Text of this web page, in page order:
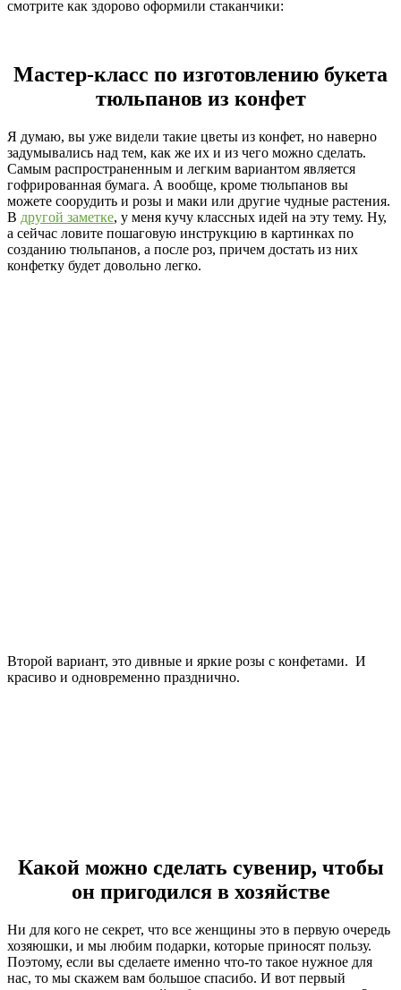
смотрите как здорово оформили стаканчики:
Мастер-класс по изготовлению букета
тюльпанов из конфет
Я думаю, вы уже видели такие цветы из конфет, но наверно
задумывались над тем, как же их и из чего можно сделать.
Самым распространенным и легким вариантом является
гофрированная бумага. А вообще, кроме тюльпанов вы
можете соорудить и розы и маки или другие чудные растения.
В другой заметке, у меня кучу классных идей на эту тему. Ну,
а сейчас ловите пошаговую инструкцию в картинках по
созданию тюльпанов, а после роз, причем достать из них
конфетку будет довольно легко.
Второй вариант, это дивные и яркие розы с конфетами. И
красиво и одновременно празднично.
Какой можно сделать сувенир, чтобы
он пригодился в хозяйстве
Ни для кого не секрет, что все женщины это в первую очередь
хозяюшки, и мы любим подарки, которые приносят пользу.
Поэтому, если вы сделаете именно что-то такое нужное для
нас, то мы скажем вам большое спасибо. И вот первый